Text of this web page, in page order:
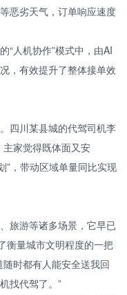
恶劣天气，订单响应速度
“人机协作”模式中，由AI
，有效提升了整体接单效
四川某县城的代驾司机李
家觉得既体面又安
”，带动区域单量同比实现
旅游等诸多场景，它早已
衡量城市文明程度的一把
时都有人能安全送我回
找代驾了。”